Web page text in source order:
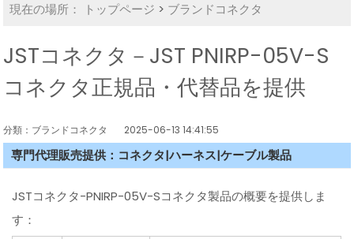
現在の場所： トップページ > ブランドコネクタ
JSTコネクタ－JST PNIRP-05V-S
コネクタ正規品・代替品を提供
分類：ブランドコネクタ 2025-06-13 14:41:55
専門代理販売提供：コネクタ|ハーネス|ケーブル製品
JSTコネクタ-PNIRP-05V-Sコネクタ製品の概要を提供しま
す：